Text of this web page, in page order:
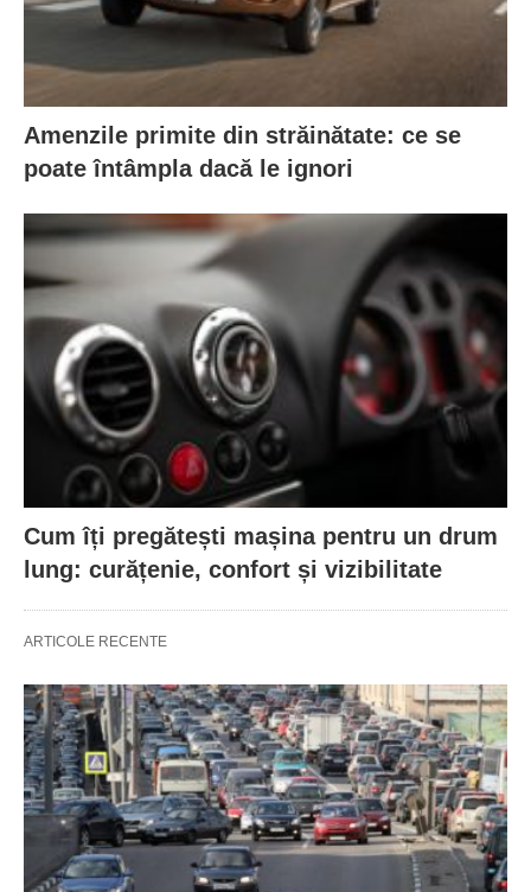
Amenzile primite din străinătate: ce se
poate întâmpla dacă le ignori
Cum îți pregătești mașina pentru un drum
lung: curățenie, confort și vizibilitate
ARTICOLE RECENTE